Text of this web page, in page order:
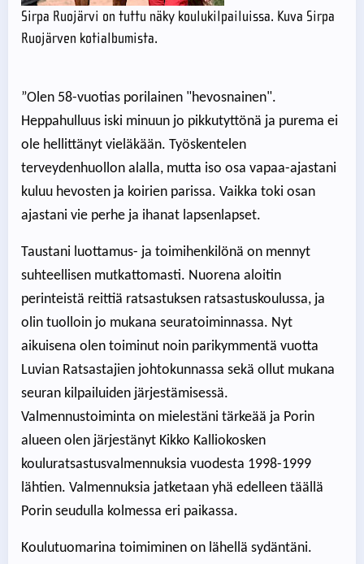
Sirpa Ruojärvi on tuttu näky koulukilpailuissa. Kuva Sirpa
Ruojärven kotialbumista.
”Olen 58-vuotias porilainen "hevosnainen".
Heppahulluus iski minuun jo pikkutyttönä ja purema ei
ole hellittänyt vieläkään. Työskentelen
terveydenhuollon alalla, mutta iso osa vapaa-ajastani
kuluu hevosten ja koirien parissa. Vaikka toki osan
ajastani vie perhe ja ihanat lapsenlapset.
Taustani luottamus- ja toimihenkilönä on mennyt
suhteellisen mutkattomasti. Nuorena aloitin
perinteistä reittiä ratsastuksen ratsastuskoulussa, ja
olin tuolloin jo mukana seuratoiminnassa. Nyt
aikuisena olen toiminut noin parikymmentä vuotta
Luvian Ratsastajien johtokunnassa sekä ollut mukana
seuran kilpailuiden järjestämisessä.
Valmennustoiminta on mielestäni tärkeää ja Porin
alueen olen järjestänyt Kikko Kalliokosken
kouluratsastusvalmennuksia vuodesta 1998-1999
lähtien. Valmennuksia jatketaan yhä edelleen täällä
Porin seudulla kolmessa eri paikassa.
Koulutuomarina toimiminen on lähellä sydäntäni.